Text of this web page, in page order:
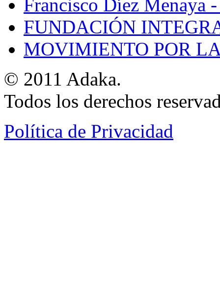
Francisco Díez Menaya
FUNDACIÓN
MOVIMIENTO POR
© 2011 Adaka.
Todos los derechos
Política de Privacidad